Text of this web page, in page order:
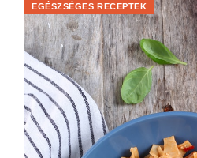
EGÉSZSÉGES RECEPTEK